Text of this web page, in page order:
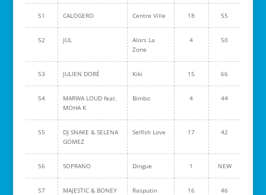
51 CALOGERO Centre Ville 18 55
52 JUL
Alors La
Zone
4 50
53 JULIEN DORÉ Kiki 15 66
54
MARWA LOUD feat.
MOHA K
Bimbo 4 44
55
DJ SNAKE & SELENA
GOMEZ
Selfish Love 17 42
56 SOPRANO Dingue 1 NEW
57
MAJESTIC & BONEY
Rasputin 16 46